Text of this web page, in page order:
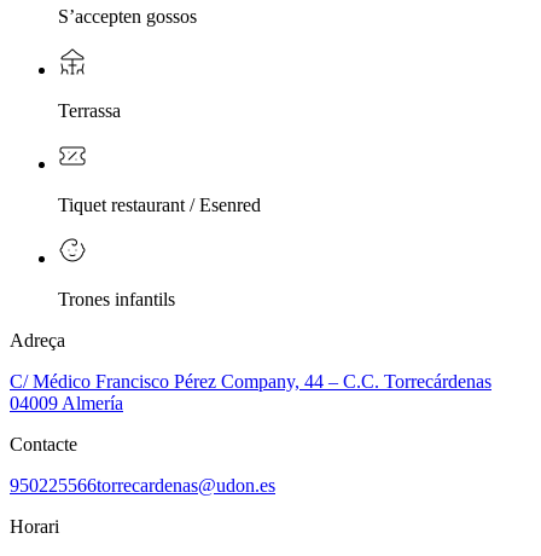
S’accepten gossos
Terrassa
Tiquet restaurant / Esenred
Trones infantils
Adreça
C/ Médico Francisco Pérez Company, 44 – C.C. Torrecárdenas
04009 Almería
Contacte
950225566torrecardenas@udon.es
Horari